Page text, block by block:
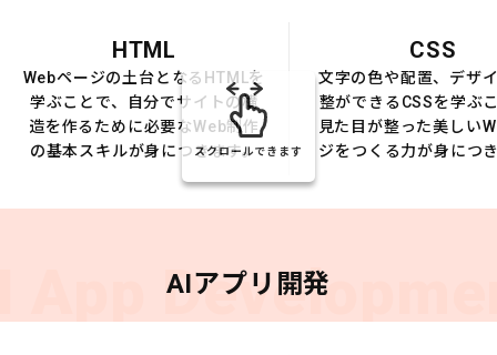
HTML
Webページの土台となるHTMLを
学ぶことで、自分でサイトの構
造を作るために必要なWeb制作
の基本スキルが身につきます。
CSS
文字の色や配置、デザ
整ができるCSSを学ぶ
見た目が整った美しい
ジをつくる力が身につ
スクロールできます
App AIアプリ開発